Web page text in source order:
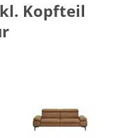
Kopfteil